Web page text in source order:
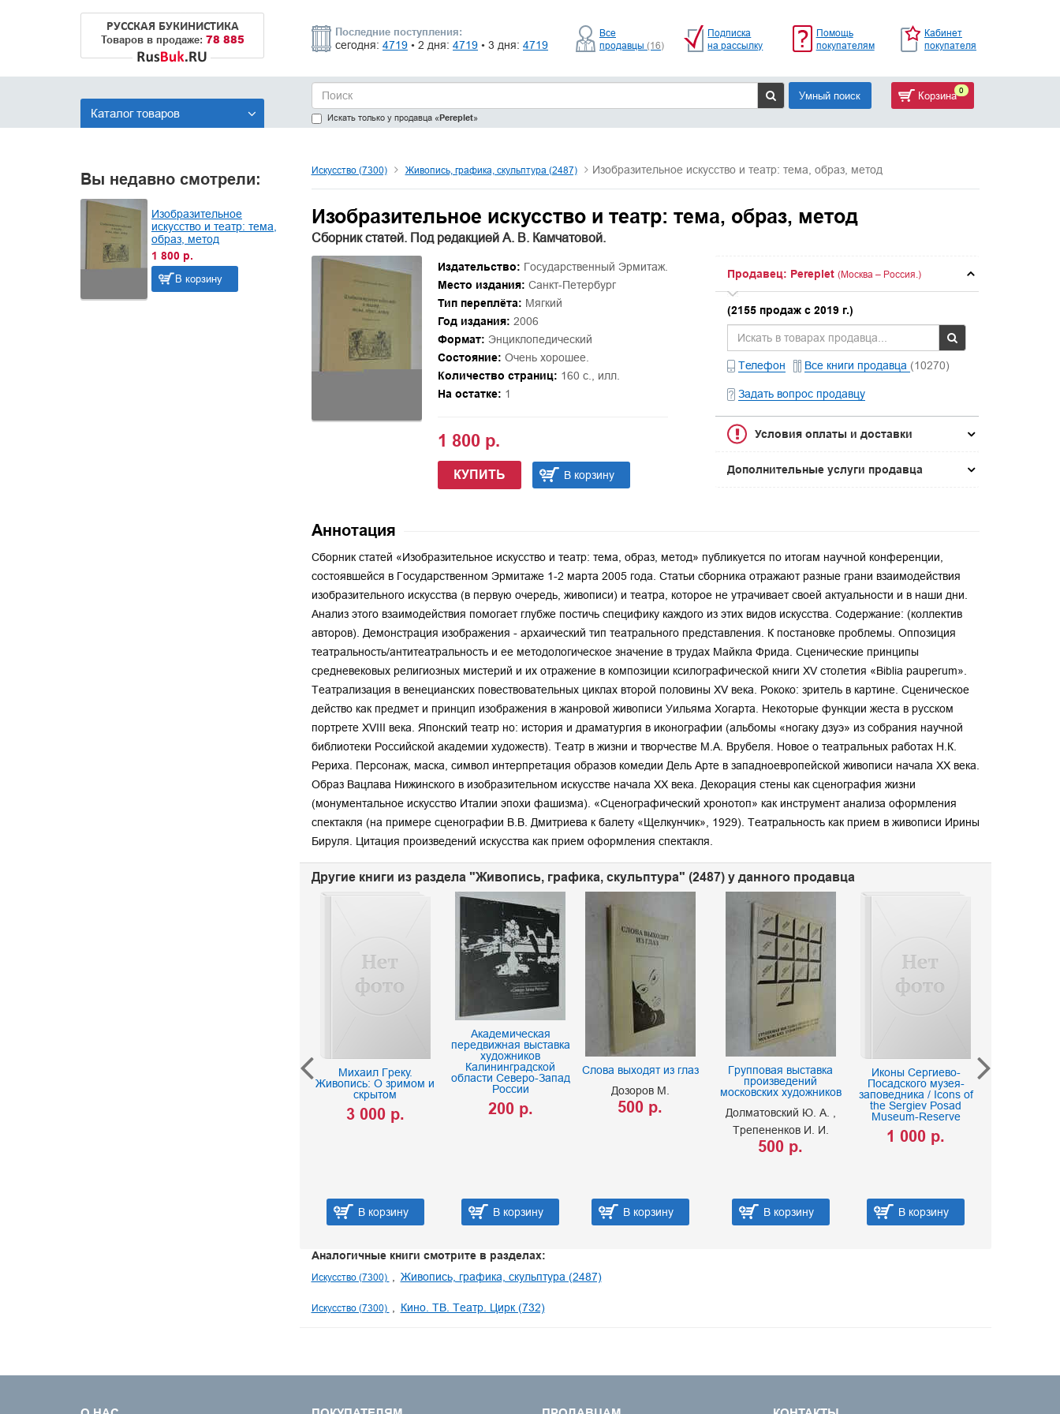
РУССКАЯ БУКИНИСТИКА
Товаров в продаже: 78 885
Последние поступления:
сегодня: 4719 • 2 дня: 4719 • 3 дня: 4719
Все
продавцы (16)
Подписка
на рассылку
Помощь
покупателям
Кабинет
покупателя
Каталог товаров Искать только у продавца «Pereplet»
Умный поиск Корзина 0
Вы недавно смотрели:
Изобразительное
искусство и театр: тема,
образ, метод
1 800 р.
В корзину
Искусство (7300) Живопись, графика, скульптура (2487) Изобразительное искусство и театр: тема, образ, метод
Изобразительное искусство и театр: тема, образ, метод
Сборник статей. Под редакцией А. В. Камчатовой.
Издательство: Государственный Эрмитаж.
Место издания: Санкт-Петербург
Тип переплёта: Мягкий
Год издания: 2006
Формат: Энциклопедический
Состояние: Очень хорошее.
Количество страниц: 160 с., илл.
На остатке: 1
1 800 р.
КУПИТЬ В корзину
Продавец: Pereplet (Москва – Россия.)
(2155 продаж с 2019 г.)
Телефон Все книги продавца (10270)
Задать вопрос продавцу
Условия оплаты и доставки
Дополнительные услуги продавца
Аннотация
Сборник статей «Изобразительное искусство и театр: тема, образ, метод» публикуется по итогам научной конференции,
состоявшейся в Государственном Эрмитаже 1-2 марта 2005 года. Статьи сборника отражают разные грани взаимодействия
изобразительного искусства (в первую очередь, живописи) и театра, которое не утрачивает своей актуальности и в наши дни.
Анализ этого взаимодействия помогает глубже постичь специфику каждого из этих видов искусства. Содержание: (коллектив
авторов). Демонстрация изображения - архаический тип театрального представления. К постановке проблемы. Оппозиция
театральность/антитеатральность и ее методологическое значение в трудах Майкла Фрида. Сценические принципы
средневековых религиозных мистерий и их отражение в композиции ксилографической книги XV столетия «Biblia pauperum».
Театрализация в венецианских повествовательных циклах второй половины XV века. Рококо: зритель в картине. Сценическое
действо как предмет и принцип изображения в жанровой живописи Уильяма Хогарта. Некоторые функции жеста в русском
портрете XVIII века. Японский театр но: история и драматургия в иконографии (альбомы «ногаку дзуэ» из собрания научной
библиотеки Российской академии художеств). Театр в жизни и творчестве М.А. Врубеля. Новое о театральных работах Н.К.
Рериха. Персонаж, маска, символ интерпретация образов комедии Дель Арте в западноевропейской живописи начала XX века.
Образ Вацлава Нижинского в изобразительном искусстве начала XX века. Декорация стены как сценография жизни
(монументальное искусство Италии эпохи фашизма). «Сценографический хронотоп» как инструмент анализа оформления
спектакля (на примере сценографии В.В. Дмитриева к балету «Щелкунчик», 1929). Театральность как прием в живописи Ирины
Бируля. Цитация произведений искусства как прием оформления спектакля.
Другие книги из раздела "Живопись, графика, скульптура" (2487) у данного продавца
Михаил Греку.
Живопись: О зримом и
скрытом
3 000 р.
В корзину
Академическая
передвижная выставка
художников
Калининградской
области Северо-Запад
России
200 р.
В корзину
Слова выходят из глаз
Дозоров М.
500 р.
В корзину
Групповая выставка
произведений
московских художников
Долматовский Ю. А.
Трепененков И. И.
500 р.
В корзину
Иконы Сергиево-
Посадского музея-
заповедника / Icons of
the Sergiev Posad
Museum-Reserve
1 000 р.
В корзину
Аналогичные книги смотрите в разделах:
Искусство (7300) Живопись, графика, скульптура (2487)
Искусство (7300) Кино. ТВ. Театр. Цирк (732)